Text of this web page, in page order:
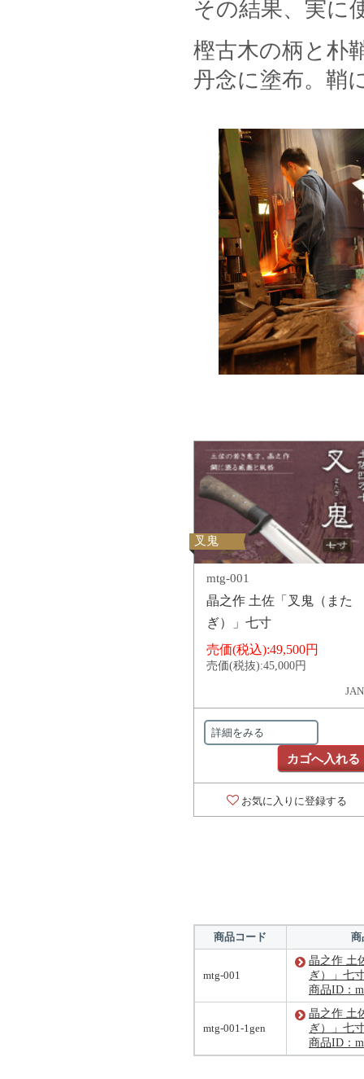
その結果、実に
樫古木の柄と朴
丹念に塗布。鞘
叉鬼
mtg-001
晶之作 土佐「叉鬼（また
ぎ）」七寸
売価(税込):49,500円
売価(税抜):45,000円
詳細をみる
カゴへ入れる
お気に入りに登録する
商品コード 商
mtg-001
晶之作 土
ぎ）」七
商品ID：
mtg-001-1gen
晶之作 土
ぎ）」七
商品ID：